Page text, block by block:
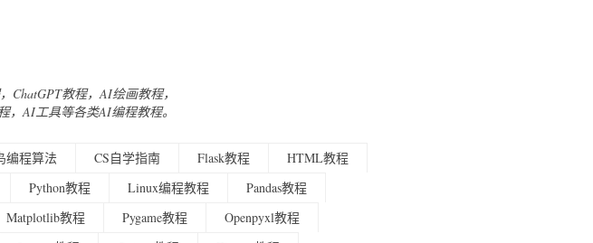
ChatGPT教程，AI绘画教程，
，AI工具等各类AI编程教程。
编程算法 CS自学指南 Flask教程
HTML教程
Python教程 Linux编程教程
Pandas教程
Matplotlib教程 Pygame教程
Openpyxl教程